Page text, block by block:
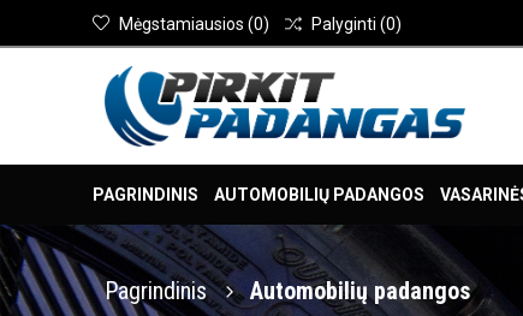
Mėgstamiausios (0) Palyginti (0)
PAGRINDINIS AUTOMOBILIŲ PADANGOS
Pagrindinis Automobilių padangos